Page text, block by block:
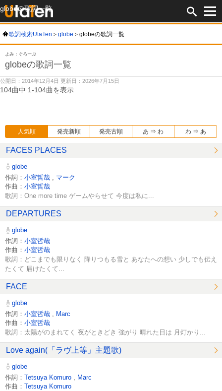
globeの歌詞一覧
歌詞検索UtaTen globe globeの歌詞一覧
よみ：ぐろーぶ
globeの歌詞一覧
公開日：2014年12月4日 更新日：2026年7月15日
104曲中 1-104曲を表示
人気順 発売新順 発売古順 あ ⇒ わ わ ⇒ あ
FACES PLACES
globe
作詞： 小室哲哉
マーク
作曲： 小室哲哉
歌詞：One more time ゲームやらせて 今度は私に...
DEPARTURES
globe
作詞： 小室哲哉
作曲： 小室哲哉
歌詞：どこまでも限りなく 降りつもる雪と あなたへの想い 少しでも伝え
たくて 届けたくて...
FACE
globe
作詞： 小室哲哉
Marc
作曲： 小室哲哉
歌詞：太陽がのまれてく 夜がときどき 強がり 晴れた日は 月灯かり...
Love again(「ラヴ上等」主題歌)
globe
作詞： Tetsuya Komuro
Marc
作曲： Tetsuya Komuro